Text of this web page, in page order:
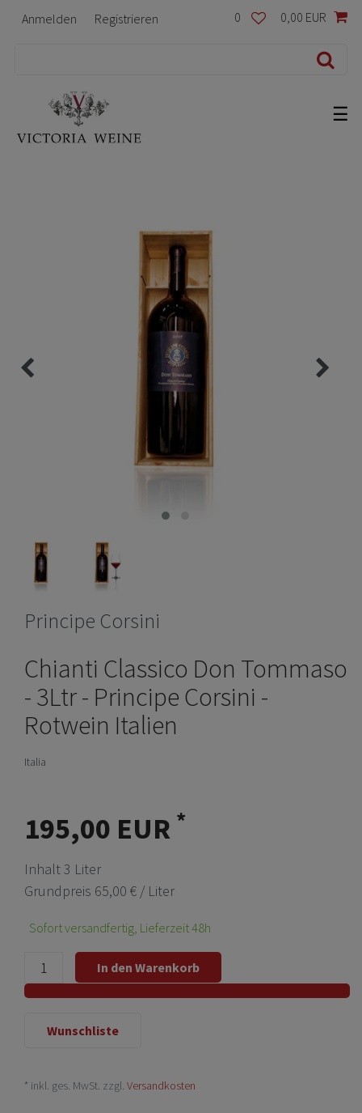
Anmelden Registrieren 0 0,00 EUR
☰
Principe Corsini
Chianti Classico Don Tommaso
- 3Ltr - Principe Corsini -
Rotwein Italien
Italia
195,00 EUR *
Inhalt3 Liter
Grundpreis 65,00 € / Liter
Sofort versandfertig, Lieferzeit 48h
In den Warenkorb
Wunschliste
* inkl. ges. MwSt. zzgl. Versandkosten